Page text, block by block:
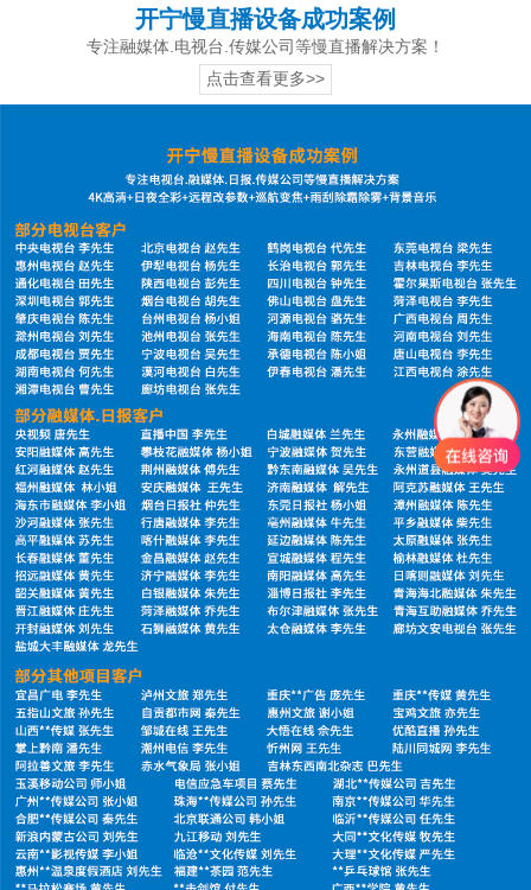
开宁慢直播设备成功案例
专注融媒体.电视台.传媒公司等慢直播解决方案！
点击查看更多>>